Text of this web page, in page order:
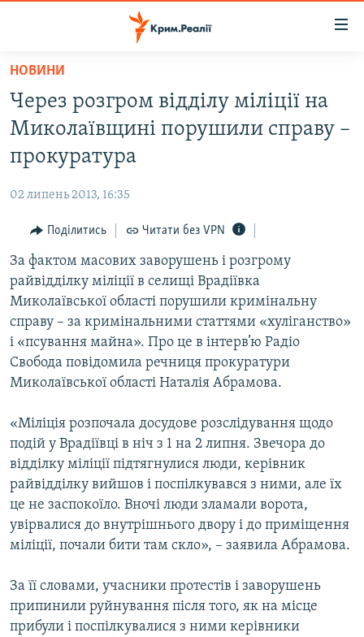
Перейти
основного
матеріалу
до
основної
Перейти
пошуку
ВОДА.КРИМ
БЛОГИ
ПОГЛЯД
ІНТЕРВ'Ю
ВСЕ ЗА ДЕНЬ
СПЕЦПРОЕКТИ
ДЕПОРТАЦІЯ
ВІДЕОУРОКИ «ELIFBE»
УКРАЇНСЬКА ПРОБЛЕМА КРИМУ
ІНФОГРАФІКА
ЯК ОБІЙТИ БЛОКУВАННЯ
Qırımtatar
ДОЛУЧАЙСЯ!
Усі сайти RFE/RL
НОВИНИ
Через розгром відділу міліції на
Миколаївщині порушили справу –
прокуратура
02 липень 2013, 16:35
Поділитись Читати без VPN
За фактом масових заворушень і розгрому
райвідділку міліції в селищі Врадіївка
Миколаївської області порушили кримінальну
справу – за кримінальними статтями «хуліганство»
і «псування майна». Про це в інтерв’ю Радіо
Свобода повідомила речниця прокуратури
Миколаївської області Наталія Абрамова.
«Міліція розпочала досудове розслідування щодо
подій у Врадіївці в ніч з 1 на 2 липня. Звечора до
відділку міліції підтягнулися люди, керівник
райвідділку вийшов і поспілкувався з ними, але їх
це не заспокоїло. Вночі люди зламали ворота,
увірвалися до внутрішнього двору і до приміщення
міліції, почали бити там скло», – заявила Абрамова.
За її словами, учасники протестів і заворушень
припинили руйнування після того, як на місце
прибули і поспілкувалися з ними керівники